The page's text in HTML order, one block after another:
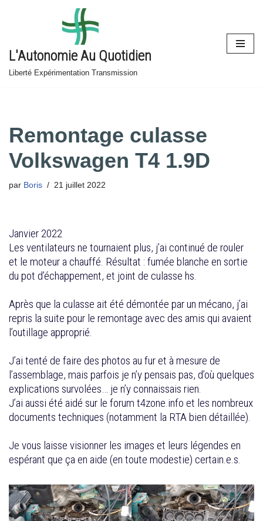
contenu
L'Autonomie Au Quotidien
Liberté Expérimentation Transmission
Remontage culasse
Volkswagen T4 1.9D
par Boris 21 juillet 2022
Janvier 2022
Les ventilateurs ne tournaient plus, j’ai continué de rouler
et le moteur a chauffé. Résultat : fumée blanche en sortie
du pot d’échappement, et joint de culasse hs.
Après que la culasse ait été démontée par un mécano, j’ai
repris la suite pour le remontage avec des amis qui avaient
l’outillage approprié.
J’ai tenté de faire des photos au fur et à mesure de
l’assemblage, mais parfois je n’y pensais pas, d’où quelques
explications survolées… je n’y connaissais rien.
J’ai aussi été aidé sur le forum t4zone.info et les nombreux
documents techniques (notamment la RTA bien détaillée).
Je vous laisse visionner les images et leurs légendes en
espérant que ça en aide (en toute modestie) certain.e.s.